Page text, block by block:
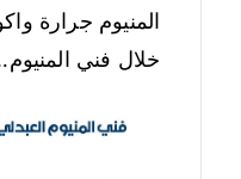
المنيوم جرارة
خلال فني